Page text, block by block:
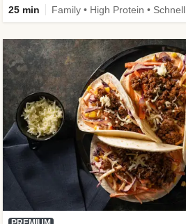
25 min Family • High Protein • Schnell